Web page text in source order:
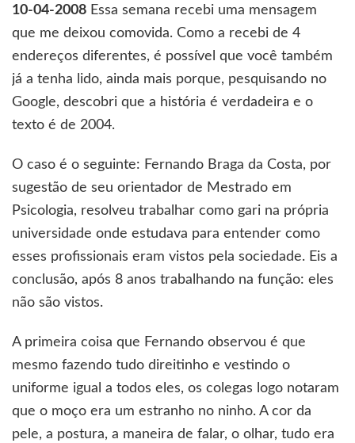
10-04-2008 Essa semana recebi uma mensagem
que me deixou comovida. Como a recebi de 4
endereços diferentes, é possível que você também
já a tenha lido, ainda mais porque, pesquisando no
Google, descobri que a história é verdadeira e o
texto é de 2004.
O caso é o seguinte: Fernando Braga da Costa, por
sugestão de seu orientador de Mestrado em
Psicologia, resolveu trabalhar como gari na própria
universidade onde estudava para entender como
esses profissionais eram vistos pela sociedade. Eis a
conclusão, após 8 anos trabalhando na função: eles
não são vistos.
A primeira coisa que Fernando observou é que
mesmo fazendo tudo direitinho e vestindo o
uniforme igual a todos eles, os colegas logo notaram
que o moço era um estranho no ninho. A cor da
pele, a postura, a maneira de falar, o olhar, tudo era